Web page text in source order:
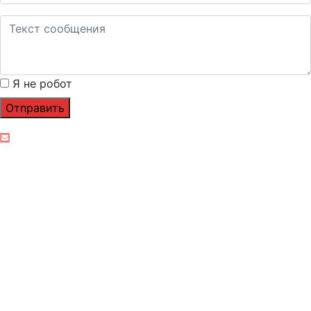
Я не робот
Отправить